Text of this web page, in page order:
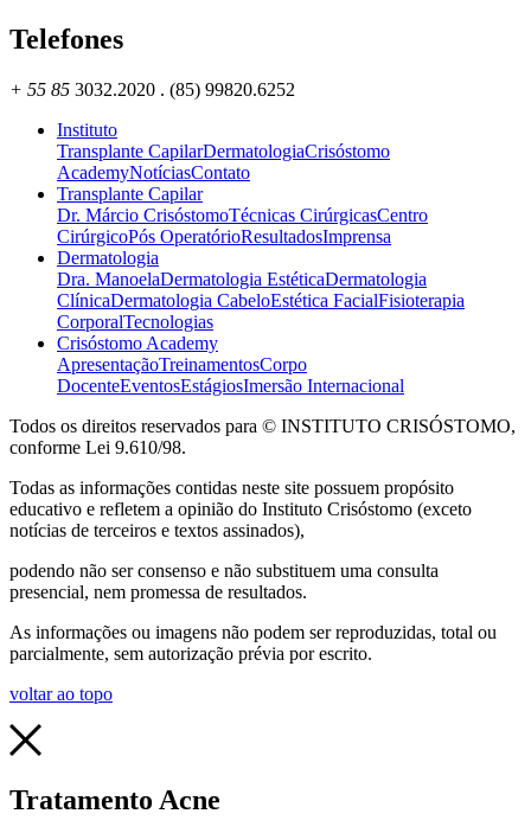
Telefones
+ 55 85 3032.2020 . (85) 99820.6252
Instituto
Transplante CapilarDermatologiaCrisóstomo
AcademyNotíciasContato
Transplante Capilar
Dr. Márcio CrisóstomoTécnicas CirúrgicasCentro
CirúrgicoPós OperatórioResultadosImprensa
Dermatologia
Dra. ManoelaDermatologia EstéticaDermatologia
ClínicaDermatologia CabeloEstética FacialFisioterapia
CorporalTecnologias
Crisóstomo Academy
ApresentaçãoTreinamentosCorpo
DocenteEventosEstágiosImersão Internacional
Todos os direitos reservados para © INSTITUTO CRISÓSTOMO,
conforme Lei 9.610/98.
Todas as informações contidas neste site possuem propósito
educativo e refletem a opinião do Instituto Crisóstomo (exceto
notícias de terceiros e textos assinados),
podendo não ser consenso e não substituem uma consulta
presencial, nem promessa de resultados.
As informações ou imagens não podem ser reproduzidas, total ou
parcialmente, sem autorização prévia por escrito.
voltar ao topo
Tratamento Acne